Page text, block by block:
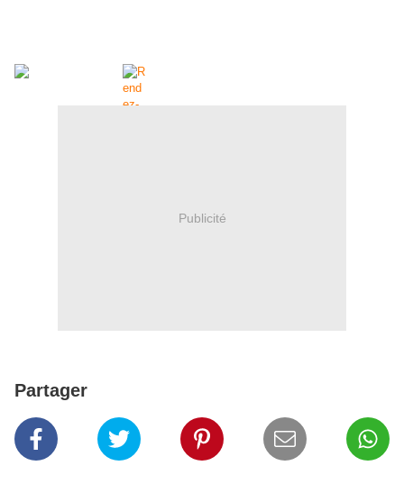
Publicité
Partager